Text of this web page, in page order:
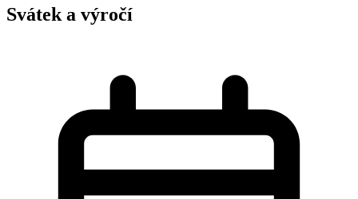
Svátek a výročí